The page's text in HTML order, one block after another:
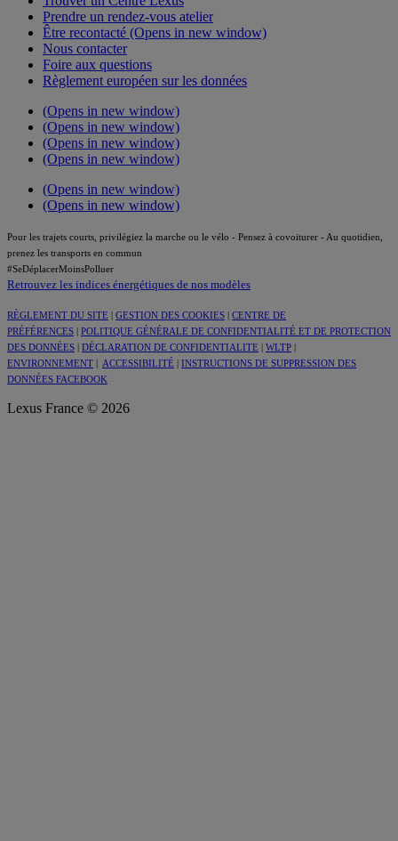
Prendre un rendez-vous atelier
Être recontacté (Opens in new window)
Nous contacter
Foire aux questions
Règlement européen sur les données
(Opens in new window)
(Opens in new window)
(Opens in new window)
(Opens in new window)
(Opens in new window)
(Opens in new window)
Pour les trajets courts, privilégiez la marche ou le vélo - Pensez à covoiturer - Au quotidien,
prenez les transports en commun
#SeDéplacerMoinsPolluer
Retrouvez les indices énergétiques de nos modèles
RÈGLEMENT DU SITE GESTION DES COOKIES
CENTRE DE
PRÉFÉRENCES
POLITIQUE GÉNÉRALE DE CONFIDENTIALITÉ ET DE PROTECTION
DES DONNÉES
DÉCLARATION DE CONFIDENTIALITE WLTP
ENVIRONNEMENT
ACCESSIBILITÉ
INSTRUCTIONS DE SUPPRESSION DES
DONNÉES FACEBOOK
Lexus France © 2026